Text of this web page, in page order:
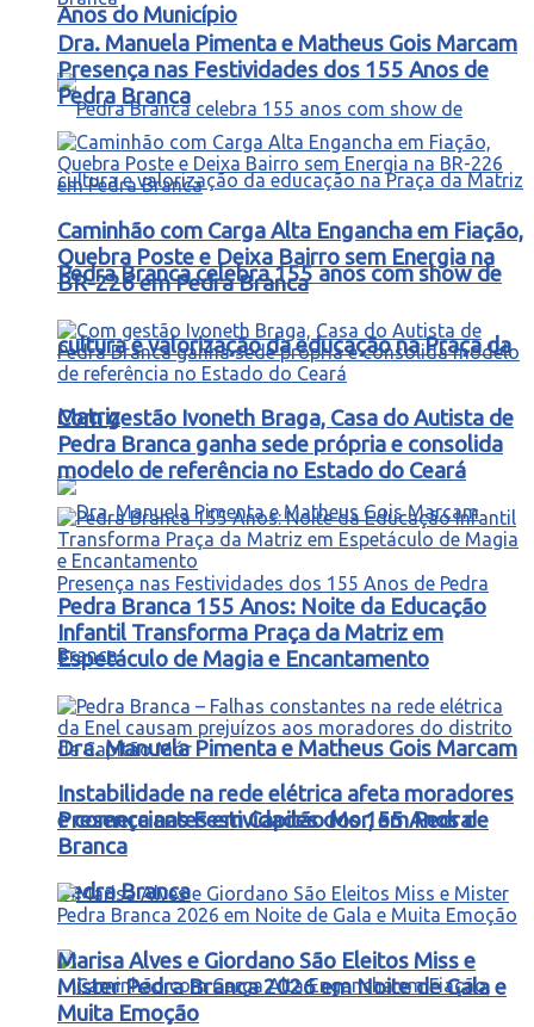
Anos do Município
Pedra Branca celebra 155 anos com show de
cultura e valorização da educação na Praça da
Matriz
Dra. Manuela Pimenta e Matheus Gois Marcam
Presença nas Festividades dos 155 Anos de
Pedra Branca
Dra. Manuela Pimenta e Matheus Gois Marcam
Presença nas Festividades dos 155 Anos de
Pedra Branca
Caminhão com Carga Alta Engancha em Fiação,
Quebra Poste e Deixa Bairro sem Energia na
BR-226 em Pedra Branca
Com gestão Ivoneth Braga, Casa do Autista de
Pedra Branca ganha sede própria e consolida
modelo de referência no Estado do Ceará
Pedra Branca 155 Anos: Noite da Educação
Infantil Transforma Praça da Matriz em
Espetáculo de Magia e Encantamento
Instabilidade na rede elétrica afeta moradores
e comerciantes em Capitão Mor, em Pedra
Branca
Marisa Alves e Giordano São Eleitos Miss e
Mister Pedra Branca 2026 em Noite de Gala e
Muita Emoção